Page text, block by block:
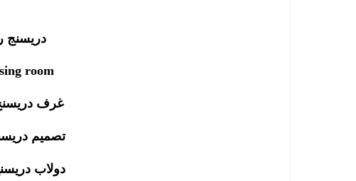
دريسنج
room
غرف
تصميم
دولاب